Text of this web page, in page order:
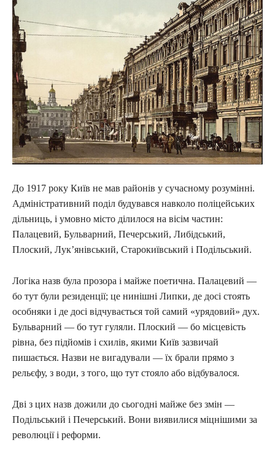
До 1917 року Київ не мав районів у сучасному розумінні.
Адміністративний поділ будувався навколо поліцейських
дільниць, і умовно місто ділилося на вісім частин:
Палацевий, Бульварний, Печерський, Либідський,
Плоский, Лук’янівський, Старокиївський і Подільський.
Логіка назв була прозора і майже поетична. Палацевий —
бо тут були резиденції; це нинішні Липки, де досі стоять
особняки і де досі відчувається той самий «урядовий» дух.
Бульварний — бо тут гуляли. Плоский — бо місцевість
рівна, без підйомів і схилів, якими Київ зазвичай
пишається. Назви не вигадували — їх брали прямо з
рельєфу, з води, з того, що тут стояло або відбувалося.
Дві з цих назв дожили до сьогодні майже без змін —
Подільський і Печерський. Вони виявилися міцнішими за
революції і реформи.